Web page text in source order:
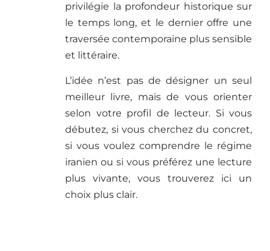
privilégie la profondeur historique sur
le temps long, et le dernier offre une
traversée contemporaine plus sensible
et littéraire.
L’idée n’est pas de désigner un seul
meilleur livre, mais de vous orienter
selon votre profil de lecteur. Si vous
débutez, si vous cherchez du concret,
si vous voulez comprendre le régime
iranien ou si vous préférez une lecture
plus vivante, vous trouverez ici un
choix plus clair.